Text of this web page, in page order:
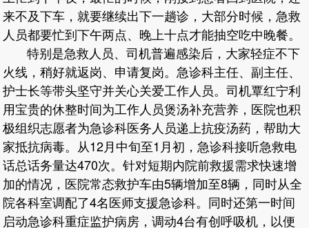
来不及下车，就要继续出下一趟诊，大部分时候，急救
人员都要忙到下午两点、晚上十点才能抽空吃中晚餐。
特别是急救人员、司机普遍感染后，大家轻症不下
火线，稍好就返岗、申请复岗。急诊科主任、副主任、
护士长等带头坚守并关心关爱工作人员。司机覃红宁利
用宝贵的休整时间为工作人员煲汤补充营养，医院也积
极组织志愿者为急诊科医务人员递上抗疫汤药，帮助大
家抵抗病毒。从12月中旬至1月初，急诊科接听急救电
话总话务量达470次。针对短期内院前救援需求快速增
加的情况，医院常态救护车由5辆增加至8辆，同时从全
院各科室调配了4名医师支援急诊科。同时还第一时间
启动急诊科重症监护病房，调动4台有创呼吸机，以便